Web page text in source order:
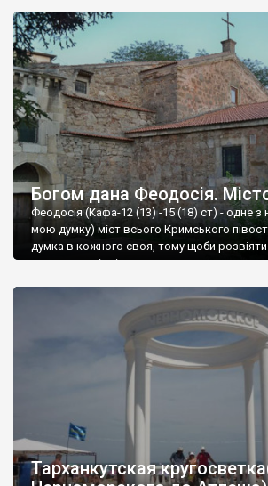
Богом дана Феодосія.
Феодосія (Кафа-12 (13) -15 (18) ст) - одне з
мою думку) міст всього Кримського
думка в кожного своя, тому щоби розвіяти
запрошую відвідати це
Тарханкутская